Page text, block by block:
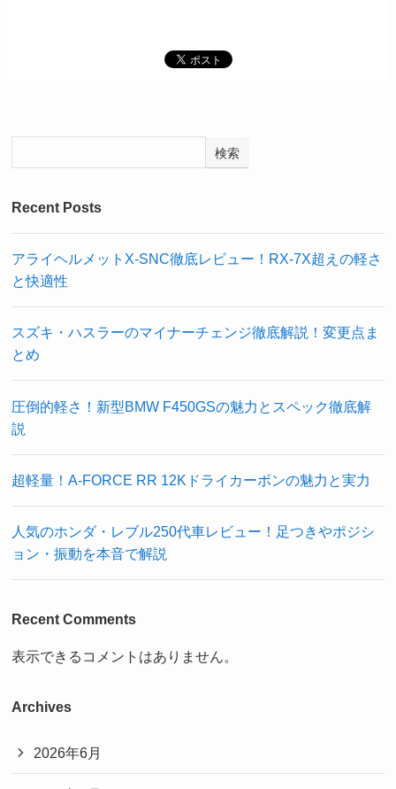
検索
Recent Posts
アライヘルメットX-SNC徹底レビュー！RX-7X超えの軽さ
と快適性
スズキ・ハスラーのマイナーチェンジ徹底解説！変更点ま
とめ
圧倒的軽さ！新型BMW F450GSの魅力とスペック徹底解
説
超軽量！A-FORCE RR 12Kドライカーボンの魅力と実力
人気のホンダ・レブル250代車レビュー！足つきやポジシ
ョン・振動を本音で解説
Recent Comments
表示できるコメントはありません。
Archives
2026年6月